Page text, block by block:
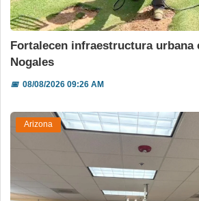
Fortalecen infraestructura urbana
Nogales
📅08/08/2026 09:26 AM
Arizona